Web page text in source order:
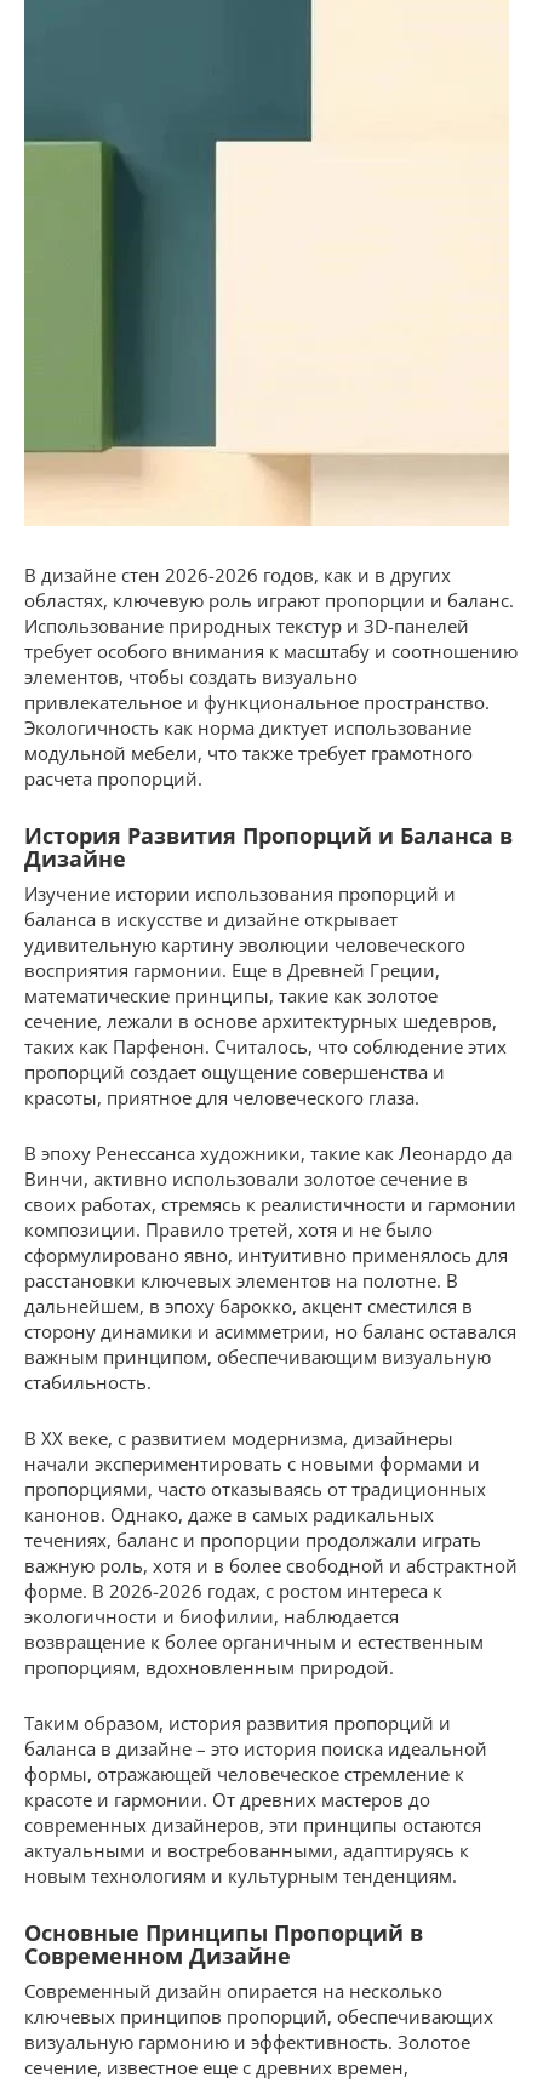
В дизайне стен 2026-2026 годов, как и в других
областях, ключевую роль играют пропорции и баланс.
Использование природных текстур и 3D-панелей
требует особого внимания к масштабу и соотношению
элементов, чтобы создать визуально
привлекательное и функциональное пространство.
Экологичность как норма диктует использование
модульной мебели, что также требует грамотного
расчета пропорций.
История Развития Пропорций и Баланса в
Дизайне
Изучение истории использования пропорций и
баланса в искусстве и дизайне открывает
удивительную картину эволюции человеческого
восприятия гармонии. Еще в Древней Греции,
математические принципы, такие как золотое
сечение, лежали в основе архитектурных шедевров,
таких как Парфенон. Считалось, что соблюдение этих
пропорций создает ощущение совершенства и
красоты, приятное для человеческого глаза.
В эпоху Ренессанса художники, такие как Леонардо да
Винчи, активно использовали золотое сечение в
своих работах, стремясь к реалистичности и гармонии
композиции. Правило третей, хотя и не было
сформулировано явно, интуитивно применялось для
расстановки ключевых элементов на полотне. В
дальнейшем, в эпоху барокко, акцент сместился в
сторону динамики и асимметрии, но баланс оставался
важным принципом, обеспечивающим визуальную
стабильность.
В XX веке, с развитием модернизма, дизайнеры
начали экспериментировать с новыми формами и
пропорциями, часто отказываясь от традиционных
канонов. Однако, даже в самых радикальных
течениях, баланс и пропорции продолжали играть
важную роль, хотя и в более свободной и абстрактной
форме. В 2026-2026 годах, с ростом интереса к
экологичности и биофилии, наблюдается
возвращение к более органичным и естественным
пропорциям, вдохновленным природой.
Таким образом, история развития пропорций и
баланса в дизайне – это история поиска идеальной
формы, отражающей человеческое стремление к
красоте и гармонии. От древних мастеров до
современных дизайнеров, эти принципы остаются
актуальными и востребованными, адаптируясь к
новым технологиям и культурным тенденциям.
Основные Принципы Пропорций в
Современном Дизайне
Современный дизайн опирается на несколько
ключевых принципов пропорций, обеспечивающих
визуальную гармонию и эффективность. Золотое
сечение, известное еще с древних времен,